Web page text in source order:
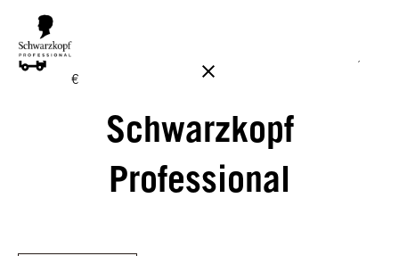
ILMAINEN TOIMITUS YLI 160 € TILAUKSIIN!
€
Schwarzkopf
Professional